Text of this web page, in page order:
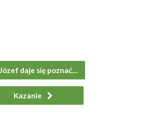
Józef daje się poznać…
Kazanie